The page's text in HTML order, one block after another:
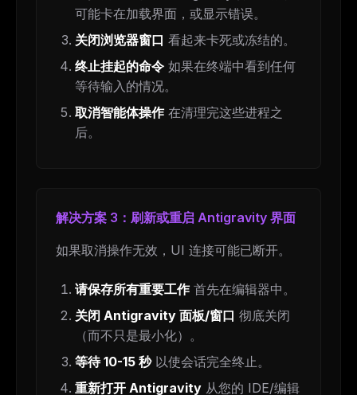
可能卡在加载界面，或显示错误。
关闭浏览器窗口 看起来卡死或冻结的。
终止挂起的命令 如果在终端中看到任何
等待输入的情况。
取消智能体操作在清理完这些进程之
后。
解决方案 3：刷新或重启 Antigravity 界面
如果取消操作无效，UI 连接可能已断开。
请保存所有重要工作首先在编辑器中。
关闭 Antigravity 面板/窗口 彻底关闭
（而不只是最小化）。
等待 10-15 秒以使会话完全终止。
重新打开 Antigravity 从您的 IDE/编辑